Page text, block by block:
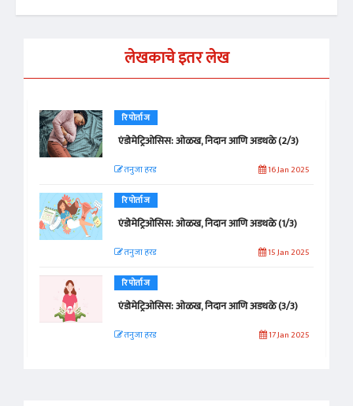
लेखकाचे इतर लेख
रिपोर्ताज
एंडोमेट्रिओसिस: ओळख, निदान आणि अडथळे (2/3)
तनुजा हरड 16 Jan 2025
रिपोर्ताज
एंडोमेट्रिओसिस: ओळख, निदान आणि अडथळे (1/3)
तनुजा हरड 15 Jan 2025
रिपोर्ताज
एंडोमेट्रिओसिस: ओळख, निदान आणि अडथळे (3/3)
तनुजा हरड 17 Jan 2025